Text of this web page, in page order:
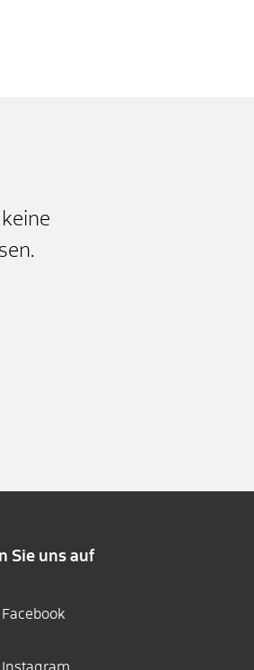
Sie uns auf
Facebook
Instagram